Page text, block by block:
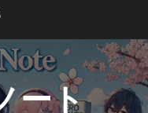
ート